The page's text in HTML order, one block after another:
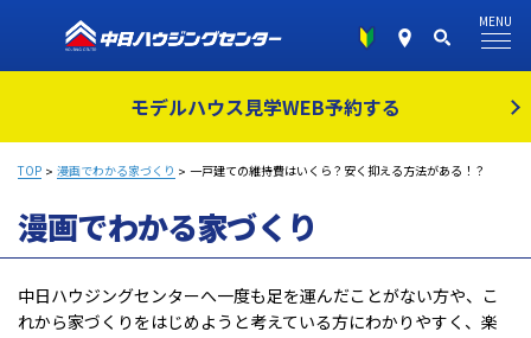
モデルハウス見学WEB予約する
MENU
TOP 漫画でわかる家づくり 一戸建ての維持費はいくら？安く抑える方法がある！？
漫画でわかる家づくり
中日ハウジングセンターへ一度も足を運んだことがない方や、こ
れから家づくりをはじめようと考えている方にわかりやすく、楽